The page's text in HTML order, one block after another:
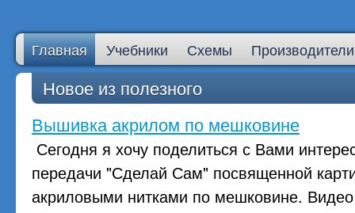
Главная Учебники Схемы Производители
Новое из полезного
Вышивка акрилом по мешковине
Сегодня я хочу поделиться с Вами
передачи "Сделай Сам" посвященной
акриловыми нитками по мешковине.